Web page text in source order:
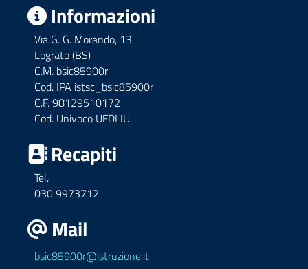
Informazioni
Via G. G. Morando, 13
Lograto (BS)
C.M. bsic85900r
Cod. IPA istsc_bsic85900r
C.F. 98129510172
Cod. Univoco UFDLIU
Recapiti
Tel.
030 9973712
Mail
bsic85900r@istruzione.it